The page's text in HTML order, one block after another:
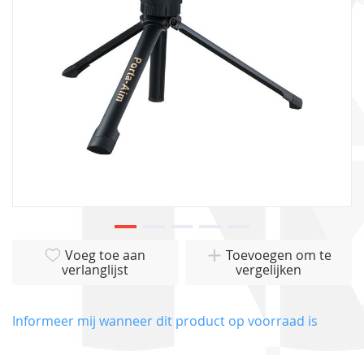
van
Voeg toe aan
verlanglijst
Toevoegen om te
vergelijken
Informeer mij wanneer dit product op voorraad is